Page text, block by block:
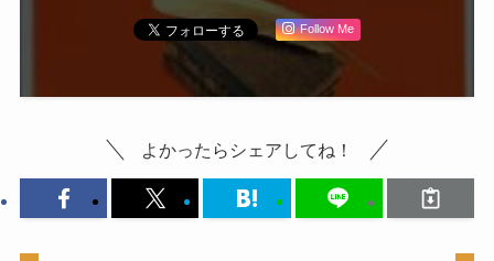
Follow Me
よかったらシェアしてね！